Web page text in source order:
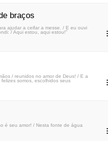
braços
ajudar a ceifar a messe. / E eu ouvi
/ Aqui estou, aqui estou!”
/ reunidos no amor de Deus! / É a
somos, escolhidos seus
é seu amor! / Nesta fonte de água